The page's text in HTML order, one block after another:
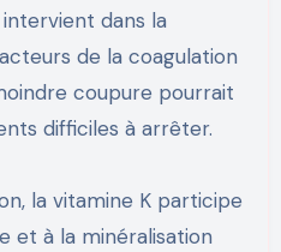
intervient dans la
de la coagulation
coupure pourrait
difficiles à arrêter.
la vitamine K participe
et à la minéralisation